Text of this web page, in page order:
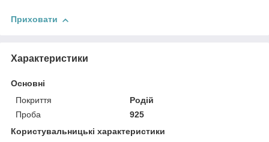
Приховати
Характеристики
Основні
Покриття
Родій
Проба
925
Користувальницькі характеристики